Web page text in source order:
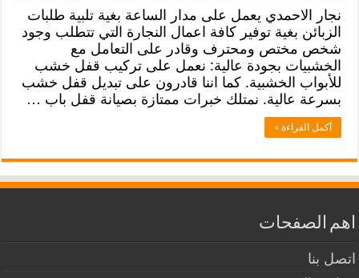
نجار الاحمدي يعمل على مدار الساعة بغية تلبية طلبات
الزبائن بغية توفير كافة اعمال النجارة التي تتطلب وجود
شخص مختص ومحترف وقادر على التعامل مع
الخشبيات بجودة عالية: نعمل على تركيب قفل خشب
للأبواب الخشبية. كما اننا قادرون على تبديل قفل خشب
بسرعة عالية. نمتلك خبرات ممتازة بصيانة قفل باب …
أكمل القراءة »
اهم الصفحات
اتصل بنا